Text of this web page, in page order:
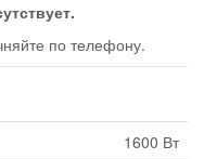
по телефону.
1600 Вт